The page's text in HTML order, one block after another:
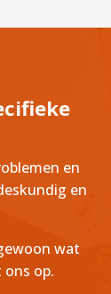
en
en
wat
op.